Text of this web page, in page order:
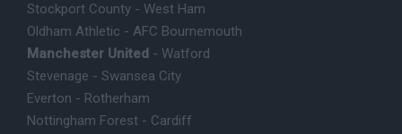
Stockport County - West Ham
Oldham Athletic - AFC Bournemouth
Manchester United - Watford
Stevenage - Swansea City
Everton - Rotherham
Nottingham Forest - Cardiff